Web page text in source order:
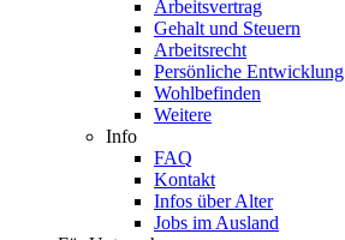
Arbeitsvertrag
Gehalt und Steuern
Arbeitsrecht
Persönliche Entwicklung
Wohlbefinden
Weitere
Info
FAQ
Kontakt
Infos über Alter
Jobs im Ausland